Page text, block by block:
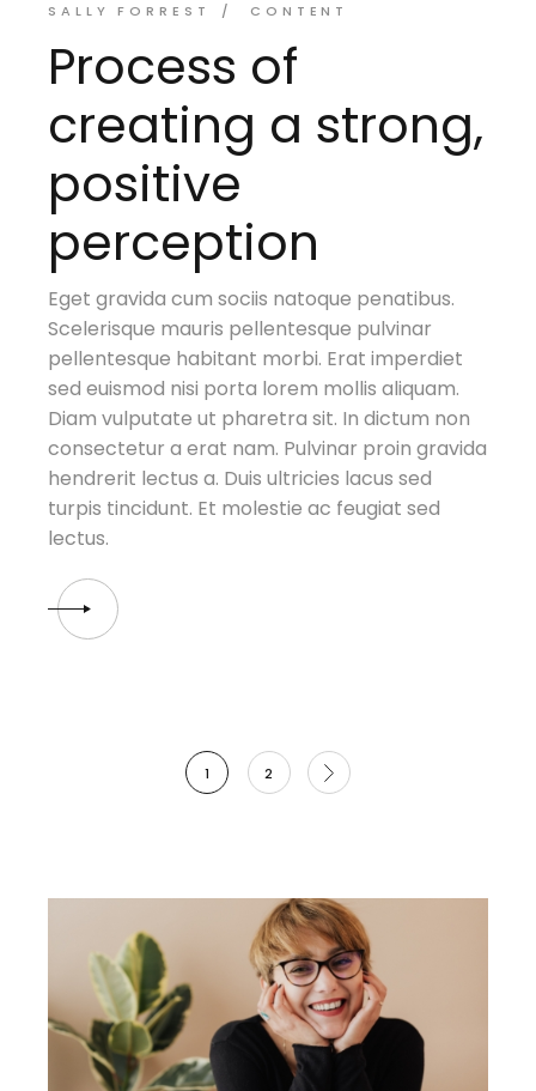
SALLY FORREST CONTENT
Process of
creating a strong,
positive
perception
Eget gravida cum sociis natoque penatibus.
Scelerisque mauris pellentesque pulvinar
pellentesque habitant morbi. Erat imperdiet
sed euismod nisi porta lorem mollis aliquam.
Diam vulputate ut pharetra sit. In dictum non
consectetur a erat nam. Pulvinar proin gravida
hendrerit lectus a. Duis ultricies lacus sed
turpis tincidunt. Et molestie ac feugiat sed
lectus.
1 2